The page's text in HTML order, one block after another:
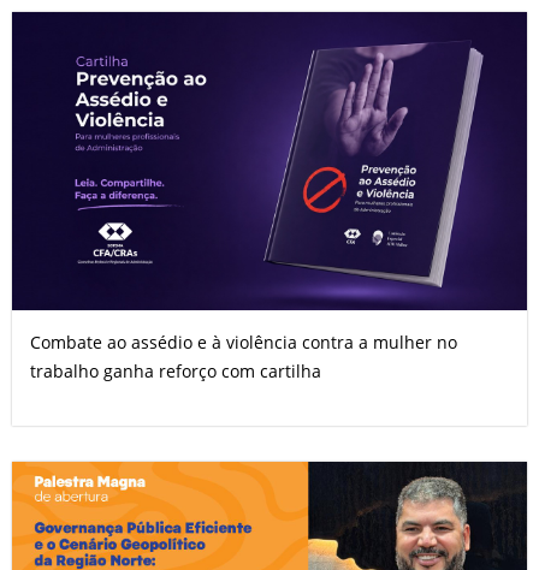
Combate ao assédio e à violência contra a mulher no
trabalho ganha reforço com cartilha